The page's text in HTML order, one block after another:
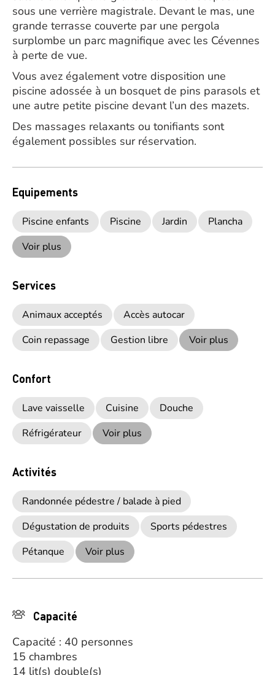
sous une verrière magistrale. Devant le mas, une
grande terrasse couverte par une pergola
surplombe un parc magnifique avec les Cévennes
à perte de vue.
Vous avez également votre disposition une
piscine adossée à un bosquet de pins parasols et
une autre petite piscine devant l’un des mazets.
Des massages relaxants ou tonifiants sont
également possibles sur réservation.
Equipements
Piscine enfants Piscine Jardin
Plancha
Voir plus
Services
Animaux acceptés
Accès autocar
Coin repassage
Gestion libre Voir plus
Confort
Lave vaisselle Cuisine
Douche
Réfrigérateur
Voir plus
Activités
Randonnée pédestre / balade à pied
Dégustation de produits
Sports pédestres
Pétanque
Voir plus
Capacité
Capacité : 40 personnes
15 chambres
14 lit(s) double(s)